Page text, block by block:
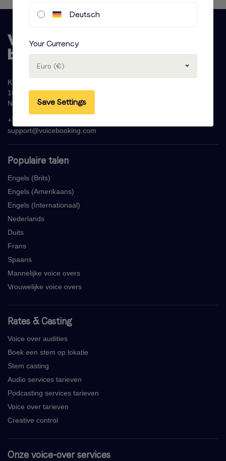
Populaire talen
Engels (Brits)
Engels (Amerikaans)
Engels (Internationaal)
Nederlands
Duits
Frans
Spaans
Mannelijke voice overs
Vrouwelijke voice overs
Rates & Casting
Voice over audities
Boek een stem op lokatie
Stem casting
Audio services tarieven
Podcasting services tarieven
Voice over tarieven
Creative control
Onze voice-over services
Krijn Taconiskade 286
1087 HW Amsterdam
Nederland
+31 (0)20 - 77 47 323
support@voicebooking.com
Deutsch
Your Currency
Euro (€)
Save Settings